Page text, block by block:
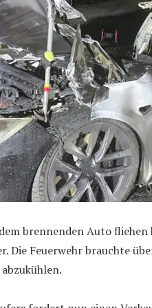
brennenden Auto
Die Feuerwehr brauchte